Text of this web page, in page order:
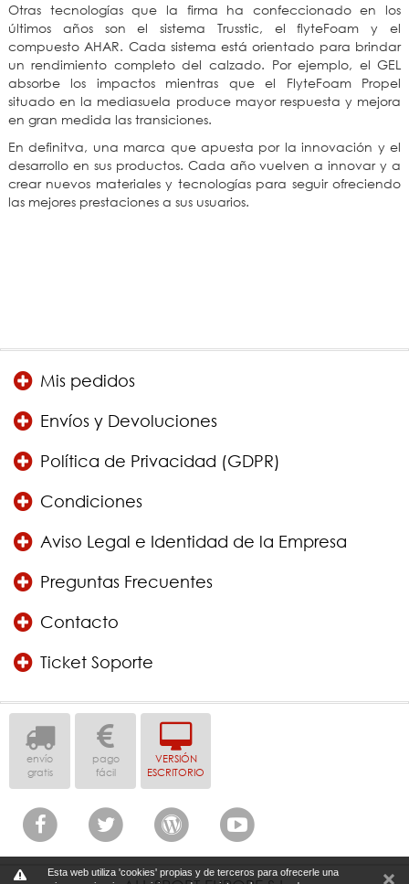
Esta web utiliza 'cookies' propias y de terceros para ofrecerle una
Otras tecnologías que la firma ha confeccionado en los
últimos años son el sistema Trusstic, el flyteFoam y el
compuesto AHAR. Cada sistema está orientado para brindar
un rendimiento completo del calzado. Por ejemplo, el GEL
absorbe los impactos mientras que el FlyteFoam Propel
situado en la mediasuela produce mayor respuesta y mejora
en gran medida las transiciones.
En definitva, una marca que apuesta por la innovación y el
desarrollo en sus productos. Cada año vuelven a innovar y a
crear nuevos materiales y tecnologías para seguir ofreciendo
las mejores prestaciones a sus usuarios.
Mis pedidos
Envíos y Devoluciones
Política de Privacidad (GDPR)
Condiciones
Aviso Legal e Identidad de la Empresa
Preguntas Frecuentes
Contacto
Ticket Soporte
envío
gratis
pago
fácil
VERSIÓN
ESCRITORIO